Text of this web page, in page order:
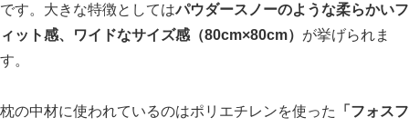
です。大きな特徴としてはパウダースノーのような柔らかいフ
ィット感、ワイドなサイズ感（80cm×80cm） が挙げられま
す。
枕の中材に使われているのはポリエチレンを使った
「フォスフ